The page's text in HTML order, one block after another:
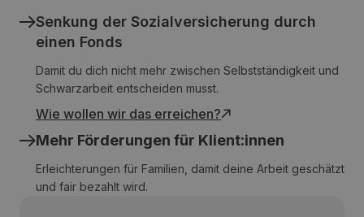
Senkung der Sozialversicherung durch
einen Fonds
Damit du dich nicht mehr zwischen Selbstständigkeit und
Schwarzarbeit entscheiden musst.
Wie wollen wir das erreichen?
Mehr Förderungen für Klient:innen
Erleichterungen für Familien, damit deine Arbeit geschätzt
und fair bezahlt wird.